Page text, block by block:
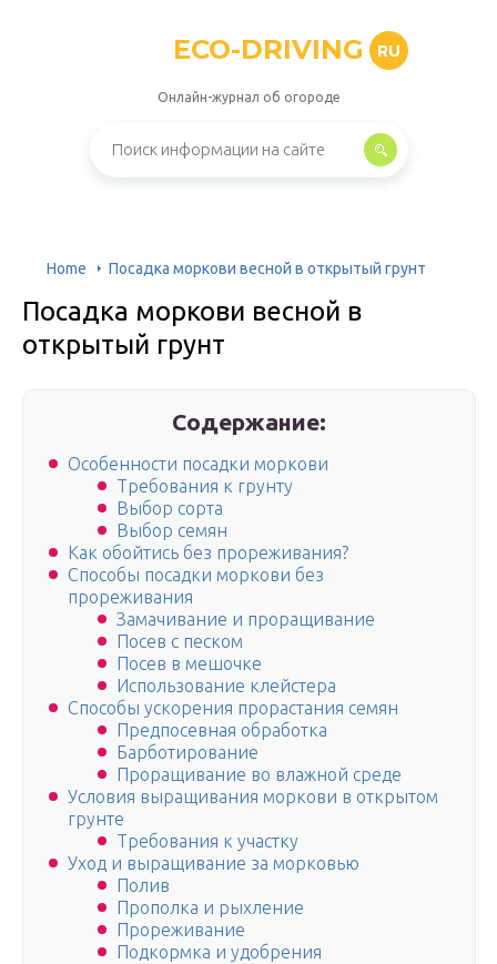
ECO-DRIVING RU
Онлайн-журнал об огороде
Home Посадка моркови весной в открытый грунт
Посадка моркови весной в
открытый грунт
Содержание:
Особенности посадки моркови
Требования к грунту
Выбор сорта
Выбор семян
Как обойтись без прореживания?
Способы посадки моркови без
прореживания
Замачивание и проращивание
Посев с песком
Посев в мешочке
Использование клейстера
Способы ускорения прорастания семян
Предпосевная обработка
Барботирование
Проращивание во влажной среде
Условия выращивания моркови в открытом
грунте
Требования к участку
Уход и выращивание за морковью
Полив
Прополка и рыхление
Прореживание
Подкормка и удобрения